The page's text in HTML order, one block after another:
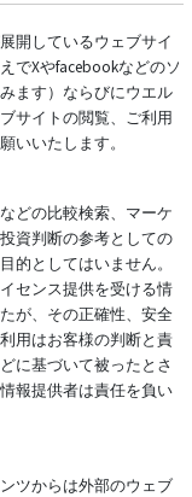
開しているウェブサイ
でXやfacebookなどのソ
ます）ならびにウエル
サイトの閲覧、ご利用
いいたします。
どの比較検索、マーケ
資判断の参考としての
的としてはいません。
センス提供を受ける情
が、その正確性、安全
用はお客様の判断と責
に基づいて被ったとさ
報提供者は責任を負い
ツからは外部のウェブ